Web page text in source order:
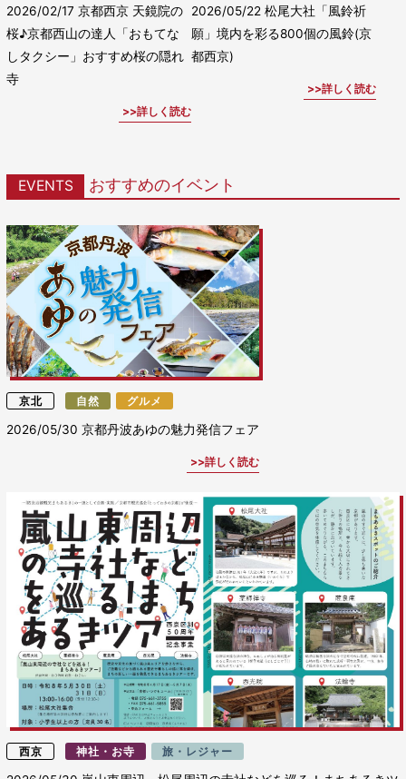
2026/02/17京都西京 天鏡院の
桜♪京都西山の達人「おもてな
しタクシー」おすすめ桜の隠れ
寺
詳しく読む
2026/05/22 松尾大社「風鈴祈
願」境内を彩る800個の風鈴(京
都西京)
詳しく読む
EVENTS おすすめのイベント
京北 自然 グルメ
2026/05/30京都丹波あゆの魅力発信フェア
詳しく読む
西京 神社・お寺 旅・レジャー